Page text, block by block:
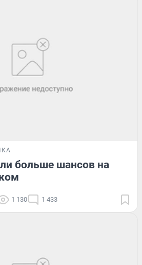
больше шансов на
1 130 1 433